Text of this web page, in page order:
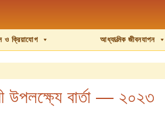
ও ক্রিয়াযোগ আধ্যাত্মিক জীবনযাপন
উপলক্ষ্যে বার্তা — ২০২৩